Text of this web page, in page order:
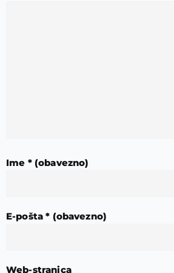
Ime * (obavezno)
E-pošta* (obavezno)
Web-stranica